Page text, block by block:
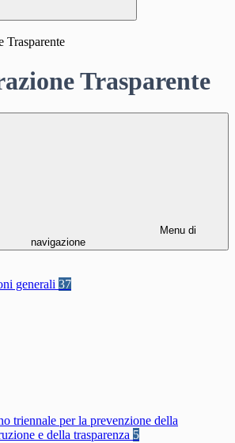
Trasparente
Trasparente
Menu di
navigazione
generali 37
triennale per la prevenzione della
e della trasparenza 5